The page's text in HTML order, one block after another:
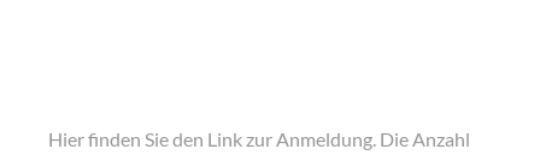
Hier finden Sie den Link zur Anmeldung. Die Anzahl